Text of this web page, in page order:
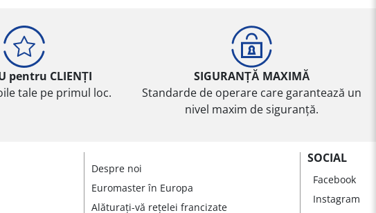
pentru CLIENȚI
tale pe primul loc.
SIGURANȚĂ MAXIMĂ
Standarde de operare care garantează un
nivel maxim de siguranță.
Despre noi
Euromaster în Europa
Alăturați-vă rețelei francizate
SOCIAL
Facebook
Instagram